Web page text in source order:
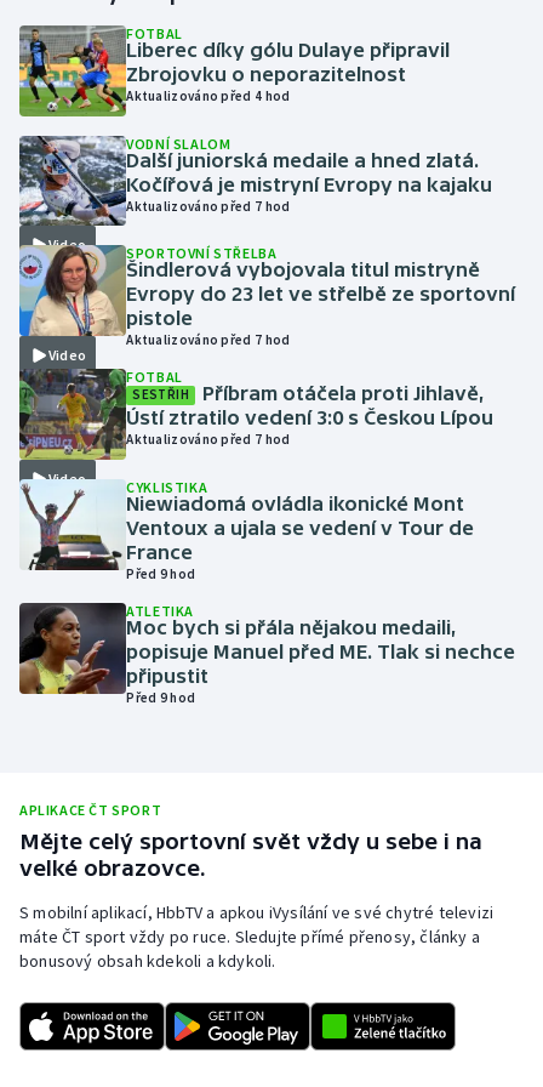
Gymnastika
Házená
Jezdectví
Judo
Krasobruslení
Lezení
Lyže a snowboard
Moderní pětiboj
Motorsport
Olympijské hry
Parasport
Plavání
Ragby
Rychlobruslení
Rychlostní kanoistika
Sportovní střelba
FOTBAL
Liberec díky gólu Dulaye připravil
Zbrojovku o neporazitelnost
Aktualizováno před 4 hod
Video
VODNÍ SLALOM
Další juniorská medaile a hned zlatá.
Kočířová je mistryní Evropy na kajaku
Aktualizováno před 7 hod
Video
SPORTOVNÍ STŘELBA
Šindlerová vybojovala titul mistryně
Evropy do 23 let ve střelbě ze sportovní
pistole
Aktualizováno před 7 hod
Video
FOTBAL
SESTŘIH
Příbram otáčela proti Jihlavě,
Ústí ztratilo vedení 3:0 s Českou Lípou
Aktualizováno před 7 hod
CYKLISTIKA
Niewiadomá ovládla ikonické Mont
Ventoux a ujala se vedení v Tour de
France
Před 9 hod
ATLETIKA
Moc bych si přála nějakou medaili,
popisuje Manuel před ME. Tlak si nechce
připustit
Před 9 hod
APLIKACE ČT SPORT
Mějte celý sportovní svět vždy u sebe i na
velké obrazovce.
S mobilní aplikací, HbbTV a apkou iVysílání ve své chytré televizi
máte ČT sport vždy po ruce. Sledujte přímé přenosy, články a
bonusový obsah kdekoli a kdykoli.